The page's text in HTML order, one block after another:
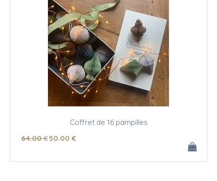
Coffret de 16 pampilles
64.00 €50.00 €